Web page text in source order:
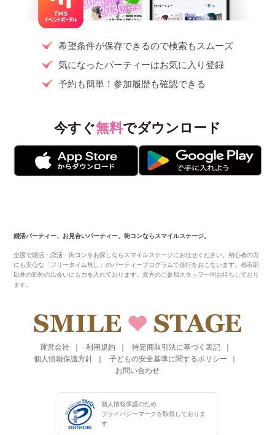
希望条件が保存できるので検索もスムーズ
気になったパーティーはお気に入り登録
予約も簡単！参加履歴も確認できる
今すぐ無料でダウンロード
婚活パーティー、お見合いパーティー、街コンならスマイルステージ。
全国で婚活・恋活・街コンをお探しならスマイルステージにお任せください。初心者の方
にも安心な「フリータイム無し」のパーティープログラムで進行をおこないます。都市部
以外の郊外の出会いにも力を入れております。貴方のご参加スタッフ一同お待ちしており
ます。
運営会社 利用規約
特定商取引法に基づく表記
個人情報保護方針
子どもの安全基準に関するポリシー
お問い合わせ
個人情報保護のため
プライバシーマークを取得しておりま
す